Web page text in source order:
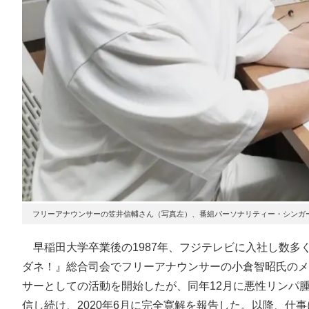
フリーアナウンサーの笠井信輔さん（写真左）、番組パーソナリティー・シン
早稲田大学卒業後の1987年、フジテレビに入社し数多
ダネ！』総合司会でフリーアナウンサーの小倉智昭氏の
サーとしての活動を開始したが、同年12月に悪性リンパ
信し続け、2020年6月に完全寛解を報告した。以降、仕